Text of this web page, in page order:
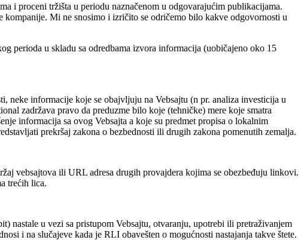
i proceni tržišta u periodu naznačenom u odgovarajućim publikacijama.
Mi ne snosimo i izričito se odričemo bilo kakve odgovornosti u
perioda u skladu sa odredbama izvora informacija (uobičajeno oko 15
neke informacije koje se obajvljuju na Vebsajtu (n pr. analiza investicija u
zadržava pravo da preduzme bilo koje (tehničke) mere koje smatra
informacija sa ovog Vebsajta a koje su predmet propisa o lokalnim
prekršaj zakona o bezbednosti ili drugih zakona pomenutih zemalja.
vebsajtova ili URL adresa drugih provajdera kojima se obezbeđuju linkovi.
trećih lica.
u vezi sa pristupom Vebsajtu, otvaranju, upotrebi ili pretraživanjem
i na slučajeve kada je RLI obavešten o mogućnosti nastajanja takve štete.